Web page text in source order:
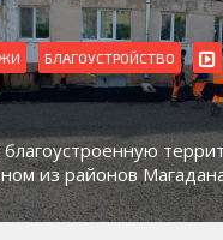
БЛАГОУСТРОЙСТВО
из районов